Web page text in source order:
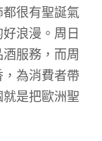
很有聖誕氣
浪漫。周日
服務，而周
為消費者帶
是把歐洲聖